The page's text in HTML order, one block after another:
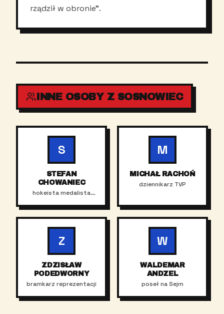
rządził w obronie”.
INNE OSOBY Z SOSNOWIEC
S
STEFAN
CHOWANIEC
hokeista medalista
M
MICHAŁ RACHOŃ
dziennikarz TVP
Z
ZDZISŁAW
PODEDWORNY
bramkarz reprezentacji
W
WALDEMAR
ANDZEL
poseł na Sejm